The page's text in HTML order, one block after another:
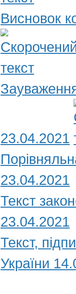
Висновок
23.04.2021
23.04.2021
Текст
23.04.2021
Текст,
України